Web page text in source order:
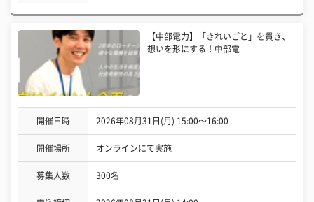
【中部電力】「きれいごと」を貫き、
想いを形にする！中部電
開催日時 2026年08月31日(月) 15:00〜16:00
開催場所 オンラインにて実施
募集人数 300名